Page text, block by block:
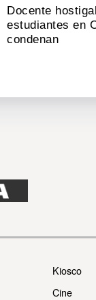
Docente
estudiantes en
condenan
Kiosco
Cine